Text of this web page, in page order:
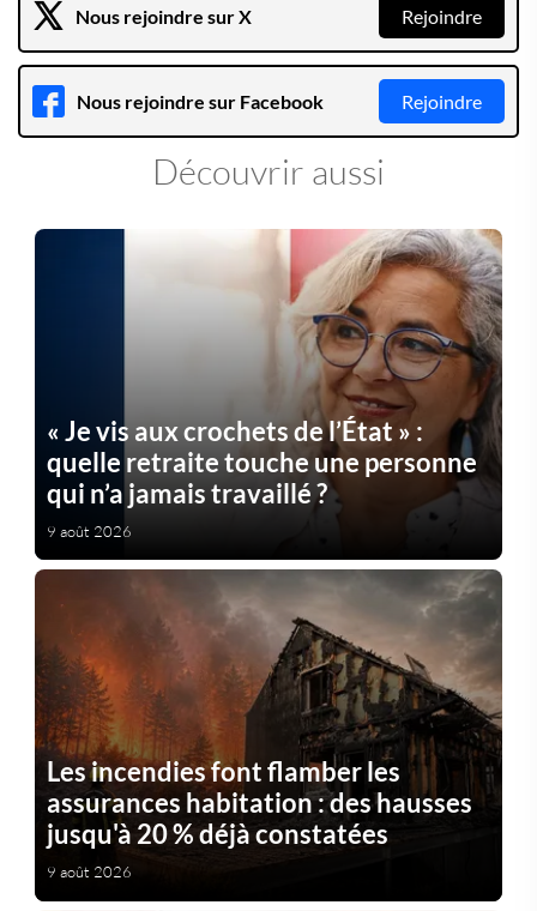
Nous rejoindre sur X Rejoindre
Nous rejoindre sur Facebook Rejoindre
Découvrir aussi
« Je vis aux crochets de l’État » :
quelle retraite touche une personne
qui n’a jamais travaillé ?
9 août 2026
Les incendies font flamber les
assurances habitation : des hausses
jusqu'à 20 % déjà constatées
9 août 2026